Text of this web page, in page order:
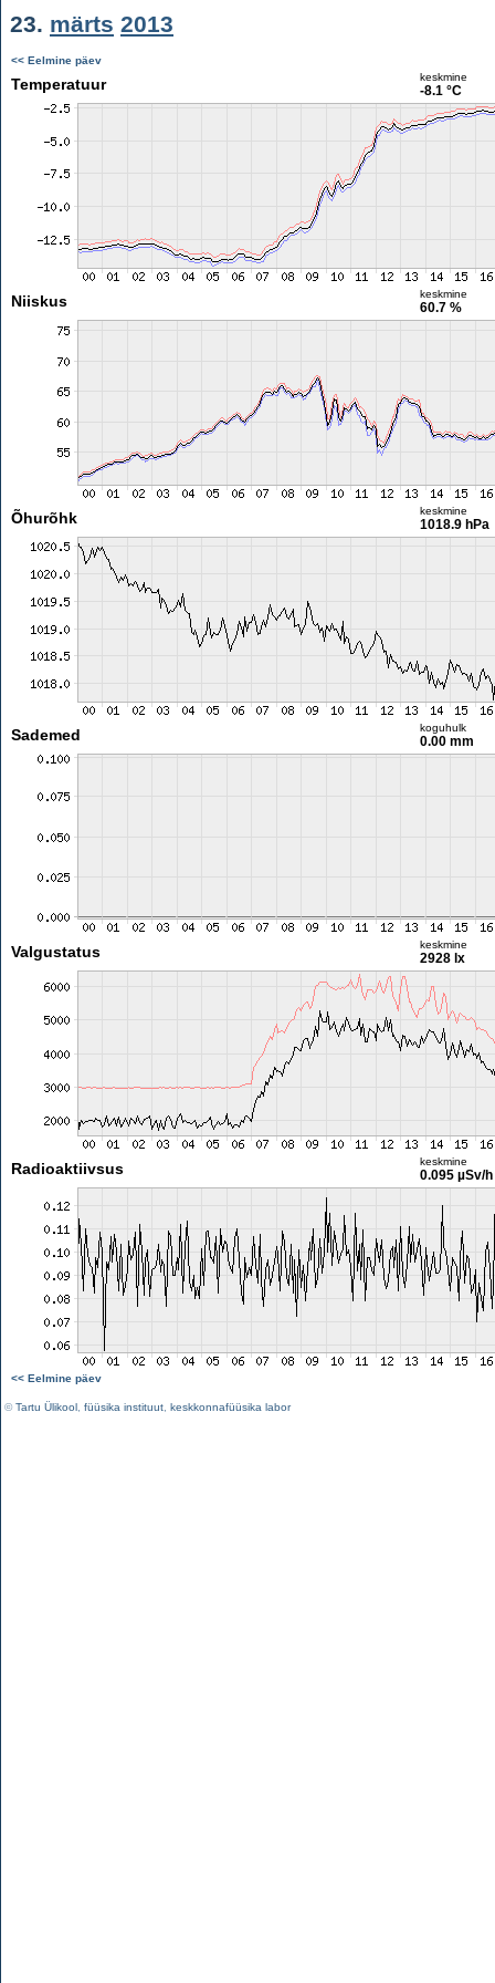
23. märts 2013
<< Eelmine päev
Temperatuur keskmine
-8.1 °C
Niiskus keskmine
60.7 %
Õhurõhk keskmine
1018.9 hPa
Sademed koguhulk
0.00 mm
Valgustatus keskmine
2928 lx
Radioaktiivsus keskmine
0.095 µSv/h
<< Eelmine päev
©Tartu Ülikool füüsika instituut keskkonnafüüsika labor